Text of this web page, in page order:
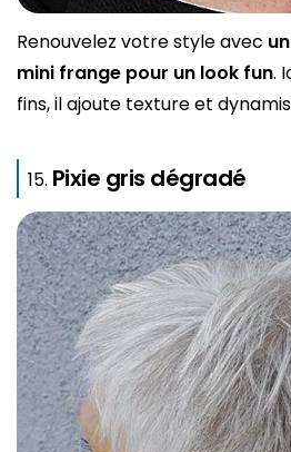
Renouvelez votre style avec
mini frange pour un look fun.
fins, il ajoute texture et
Pixie gris dégradé